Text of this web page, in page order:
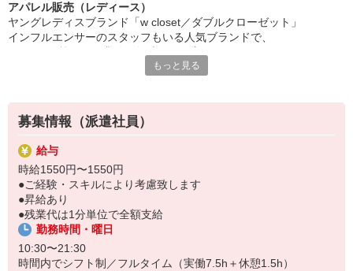
興味はあるけれどファッション・コスメ業界が初めてで
どのように始めたら良いか分からない方、
販売スキルに磨きをかけたい現職の方、
様々なご要望にお応えできる幅広いカリキュラムをご用意。
iDAにご登録頂いた方は、全ての研修が無料でご参加頂けます
アパレル販売（レディース）
ヤングレディスブランド「w closet／ダブルクローゼット」
インフルエンサーのスタッフもいる人気ブランドで、
●コーディネート提案
●店内ディスプレイ
●レジカウンター業務
●SNS撮影や更新
●在庫管理
●店頭美化など
【店舗】ラフォーレ原宿店
【期間】即日〜長期／週3〜5日勤務
【服装】ダブルクローゼットの商品を社販着用（私服と組み合わせ
OK）
もっと見る
募集情報（派遣社員）
給与
時給1550円〜1550円
●ご経験・スキルにより考慮致します
●昇給あり
●残業代は1分単位で全額支給
勤務時間・曜日
10:30〜21:30
時間内でシフト制／フルタイム（実働7.5h＋休憩1.5h）